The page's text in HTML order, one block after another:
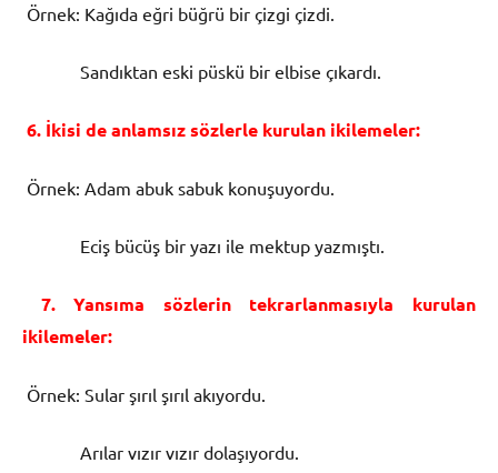
Örnek: Kağıda eğri büğrü bir çizgi çizdi.
Sandıktan eski püskü bir elbise çıkardı.
6. İkisi de anlamsız sözlerle kurulan ikilemeler:
Örnek: Adam abuk sabuk konuşuyordu.
Eciş bücüş bir yazı ile mektup yazmıştı.
7. Yansıma sözlerin tekrarlanmasıyla kurulan
ikilemeler:
Örnek: Sular şırıl şırıl akıyordu.
Arılar vızır vızır dolaşıyordu.